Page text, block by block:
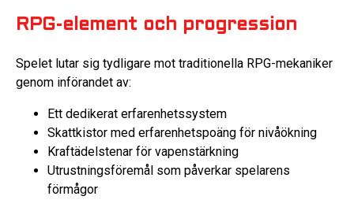
RPG-element och progression
Spelet lutar sig tydligare mot traditionella RPG-mekaniker
genom införandet av:
Ett dedikerat erfarenhetssystem
Skattkistor med erfarenhetspoäng för nivåökning
Kraftädelstenar för vapenstärkning
Utrustningsföremål som påverkar spelarens
förmågor